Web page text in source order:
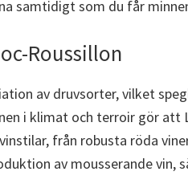
samtidigt som du får
Roussillon
av druvsorter, vilket
i klimat och terroir gör att
från robusta röda
av mousserande vin,